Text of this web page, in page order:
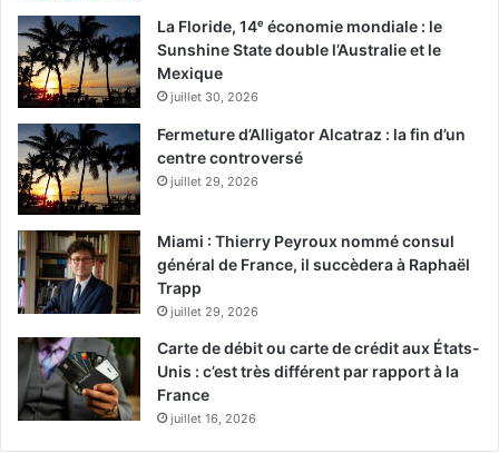
La Floride, 14ᵉ économie mondiale : le
Sunshine State double l’Australie et le
Mexique
juillet 30, 2026
Fermeture d’Alligator Alcatraz : la fin d’un
centre controversé
juillet 29, 2026
Miami : Thierry Peyroux nommé consul
général de France, il succèdera à Raphaël
Trapp
juillet 29, 2026
Carte de débit ou carte de crédit aux États-
Unis : c’est très différent par rapport à la
France
juillet 16, 2026